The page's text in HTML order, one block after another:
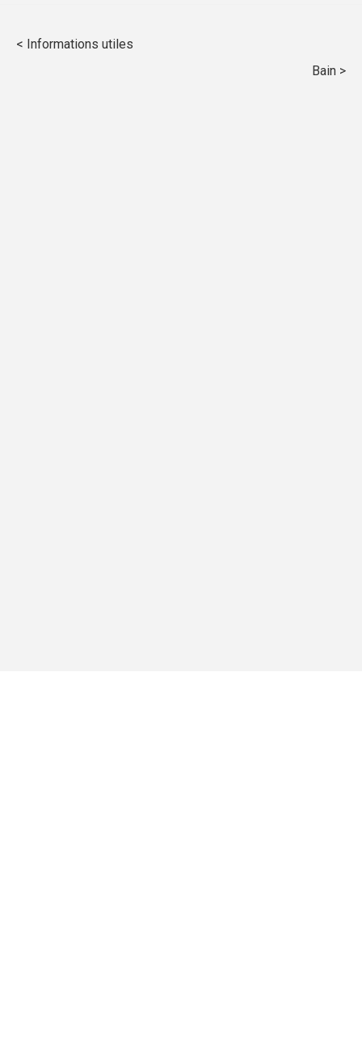
Informations utiles
Bain